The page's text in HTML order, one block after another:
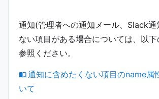
通知(管理者への通知メール、Slack通
ない項目がある場合については、以
参照ください。
通知に含めたくない項目のname属
いて